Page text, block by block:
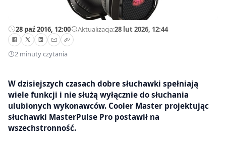
28 paź 2016, 12:00—Aktualizacja:28 lut 2026, 12:44
2 minuty czytania
W dzisiejszych czasach dobre słuchawki spełniają
wiele funkcji i nie służą wyłącznie do słuchania
ulubionych wykonawców. Cooler Master projektując
słuchawki MasterPulse Pro postawił na
wszechstronność.